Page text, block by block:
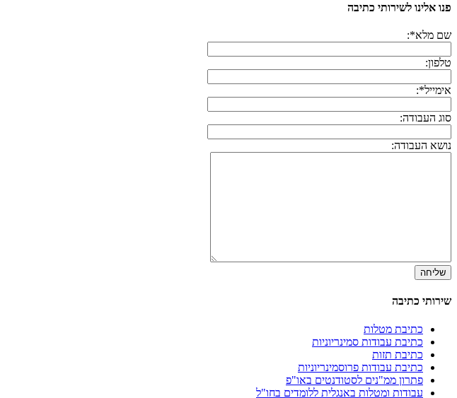
פנו אלינו לשירותי כתיבה
שם מלא*:
טלפון:
אימייל*:
סוג העבודה:
נושא העבודה:
שירותי כתיבה
כתיבת מטלות
כתיבת עבודות סמינריוניות
כתיבת תזות
כתיבת עבודות פרוסמינריוניות
פתרון ממ"נים לסטודנטים באו"פ
עבודות ומטלות באנגלית ללומדים בחו"ל